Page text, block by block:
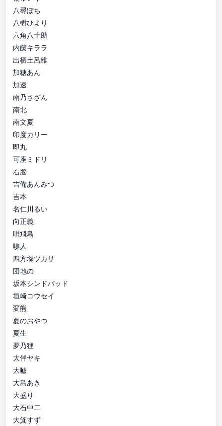
八尋ぽち
八樹ひより
六角八十助
内藤キララ
出栖土呂維
加糖あん
加速
南乃さざん
南北
南文夏
印度カリー
即丸
可座ミドリ
右脳
吉備あんみつ
吉本
名仁川るい
向正義
唄飛鳥
嗅人
四方塚ツカサ
団地の
坂本シンドバッド
垣崎コウセイ
変熊
夏のおやつ
夏生
夢乃狸
大伴ヤキ
大嘘
大島あき
大盛り
大石中二
大箕すず